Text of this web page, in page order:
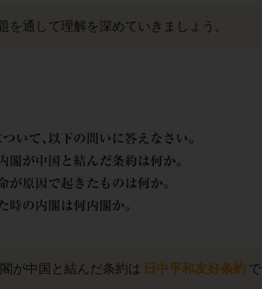
を通して理解を深めていきましょう。
が中国と結んだ条約は 日中平和友好条約 で